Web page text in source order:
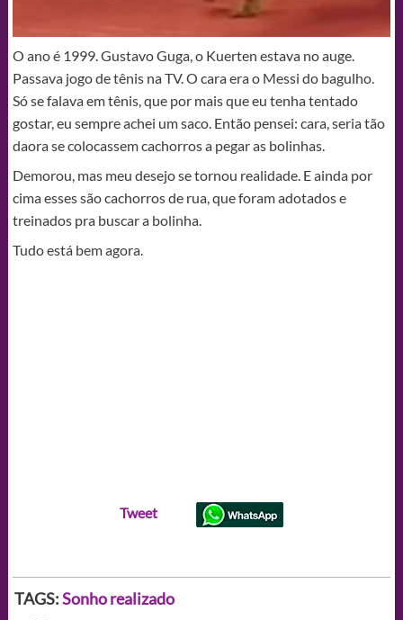
O ano é 1999. Gustavo Guga, o Kuerten estava no auge.
Passava jogo de tênis na TV. O cara era o Messi do bagulho.
Só se falava em tênis, que por mais que eu tenha tentado
gostar, eu sempre achei um saco. Então pensei: cara, seria tão
daora se colocassem cachorros a pegar as bolinhas.
Demorou, mas meu desejo se tornou realidade. E ainda por
cima esses são cachorros de rua, que foram adotados e
treinados pra buscar a bolinha.
Tudo está bem agora.
Tweet
TAGS:Sonho realizado